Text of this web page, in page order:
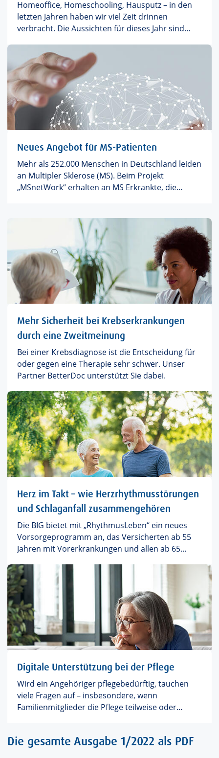
Homeoffice, Homeschooling, Hausputz – in den
letzten Jahren haben wir viel Zeit drinnen
verbracht. Die Aussichten für dieses Jahr sind
Neues Angebot für MS-Patienten
Mehr als 252.000 Menschen in Deutschland leiden
an Multipler Sklerose (MS). Beim Projekt
„MSnetWork“ erhalten an MS Erkrankte, die
fachübergreifenden Versorgung.
Mehr Sicherheit bei Krebserkrankungen
durch eine Zweitmeinung
Bei einer Krebsdiagnose ist die Entscheidung für
oder gegen eine Therapie sehr schwer. Unser
Partner BetterDoc unterstützt Sie dabei.
Herz im Takt – wie Herzrhythmusstörungen
und Schlaganfall zusammengehören
Die BIG bietet mit „RhythmusLeben“ ein neues
Vorsorgeprogramm an, das Versicherten ab 55
Jahren mit Vorerkrankungen und allen ab 65
Herzrhythmusstörungen leiden.
Digitale Unterstützung bei der Pflege
Wird ein Angehöriger pflegebedürftig, tauchen
viele Fragen auf – insbesondere, wenn
Familienmitglieder die Pflege teilweise oder
achte ich bei all den Herausforderungen auch auf
Die gesamte Ausgabe 1/2022 als PDF